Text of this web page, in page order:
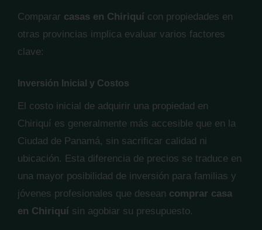
Comparar casas en Chiriquí con propiedades en
otras provincias implica evaluar varios factores
clave:
Inversión Inicial y Costos
El costo inicial de adquirir una propiedad en
Chiriquí es generalmente más accesible que en la
Ciudad de Panamá, sin sacrificar calidad ni
ubicación. Esta diferencia de precios se traduce en
una mayor posibilidad de inversión para familias y
jóvenes profesionales que desean comprar casa
en Chiriquí sin agobiar su presupuesto.